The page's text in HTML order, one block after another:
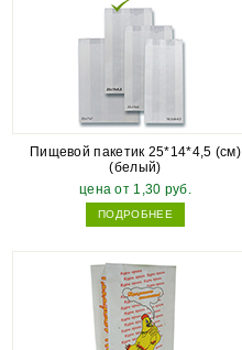
Пищевой пакетик 25*14*4,5 (см)
(белый)
цена от 1,30 руб.
ПОДРОБНЕЕ